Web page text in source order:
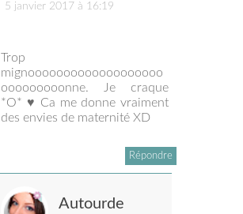
5 janvier 2017 à 16:19
Trop
mignooooooooooooooooooo
ooooooooonne. Je craque
*O* ♥ Ca me donne vraiment
des envies de maternité XD
Répondre
Autourde